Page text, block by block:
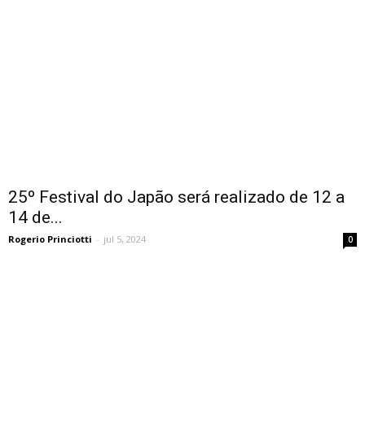
25º Festival do Japão será realizado de 12 a
14 de...
Rogerio Princiotti - jul 5, 2024 0